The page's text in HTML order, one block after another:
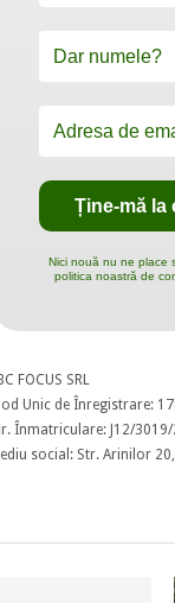
Nici nouă nu ne place
politica noastră de
FOCUS SRL
Unic de Înregistrare:
Înmatriculare: J12/3019/
social: Str. Arinilor